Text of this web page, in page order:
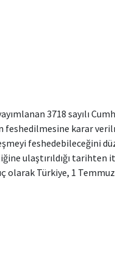
3718 sayılı
feshedilmesine karar
feshedebileceğini
ulaştırıldığı tarihten
olarak Türkiye, 1